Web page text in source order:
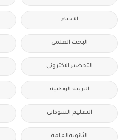
الاحياء
البحث العلمى
التحضير الاكترونى
التربية الوطنية
التعليم السودانى
الثانويةالعامة